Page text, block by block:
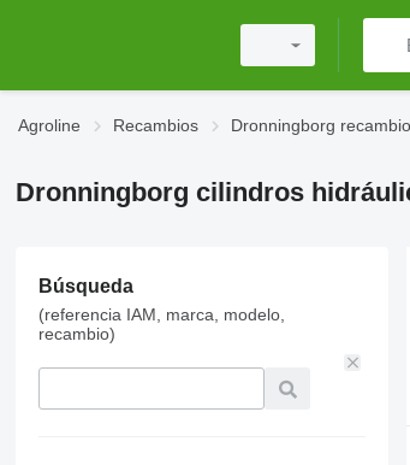
Agroline Recambios Dronningborg
Dronningborg cilindros
Búsqueda
(referencia IAM, marca, modelo,
recambio)